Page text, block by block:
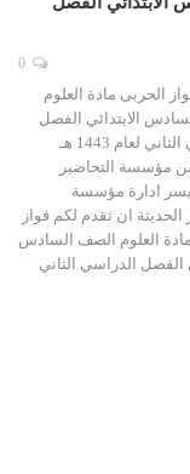
الحربى مادة العلوم
الابتدائي الفصل
الدراسي الثاني لعام 1443 هـ
مؤسسة التحاضير
يسر ادارة مؤسسة
الحديثة ان تقدم لكم فواز
مادة العلوم الصف السادس
الفصل الدراسي الثاني